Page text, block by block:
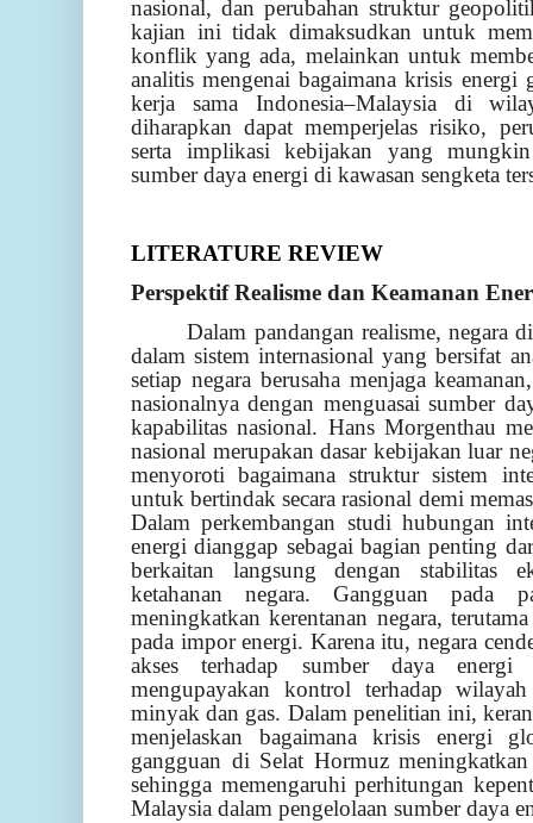
nasional, dan perubahan struktur
kajian ini tidak dimaksudkan untuk
konflik yang ada, melainkan untuk
analitis mengenai bagaimana krisis
kerja sama Indonesia–Malaysia di
diharapkan dapat memperjelas risiko,
serta implikasi kebijakan yang
sumber daya energi di kawasan sengketa
LITERATURE REVIEW
Perspektif Realisme dan Keamanan
Dalam pandangan realisme, negara
dalam sistem internasional yang bersifat
setiap negara berusaha menjaga
nasionalnya dengan menguasai sumber
kapabilitas nasional. Hans Morgenthau
nasional merupakan dasar kebijakan luar
menyoroti bagaimana struktur sistem
untuk bertindak secara rasional demi
Dalam perkembangan studi hubungan
energi dianggap sebagai bagian penting
berkaitan langsung dengan stabilitas
ketahanan negara. Gangguan pada
meningkatkan kerentanan negara,
pada impor energi. Karena itu, negara
akses terhadap sumber daya energi
mengupayakan kontrol terhadap
minyak dan gas. Dalam penelitian ini,
menjelaskan bagaimana krisis energi
gangguan di Selat Hormuz
sehingga memengaruhi perhitungan
Malaysia dalam pengelolaan sumber daya